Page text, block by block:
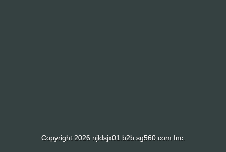
Copyright 2026 njldsjx01.b2b.sg560.com Inc.
Copyright 2026 njldsjx01.b2b.sg560.com Inc.